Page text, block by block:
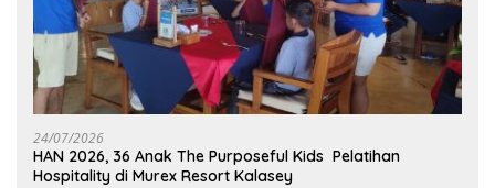
24/07/2026
HAN 2026, 36 Anak The Purposeful Kids Pelatihan
Hospitality di Murex Resort Kalasey